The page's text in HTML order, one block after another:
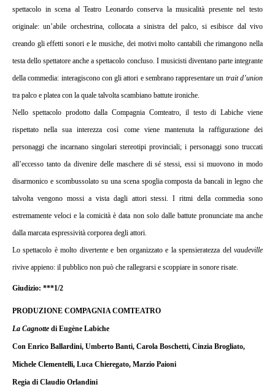
spettacolo in scena al Teatro Leonardo conserva la musicalità presente nel testo
originale: un’abile orchestrina, collocata a sinistra del palco, si esibisce dal vivo
creando gli effetti sonori e le musiche, dei motivi molto cantabili che rimangono nella
testa dello spettatore anche a spettacolo concluso. I musicisti diventano parte integrante
della commedia: interagiscono con gli attori e sembrano rappresentare un trait d’union
tra palco e platea con la quale talvolta scambiano battute ironiche.
Nello spettacolo prodotto dalla Compagnia Comteatro, il testo di Labiche viene
rispettato nella sua interezza così come viene mantenuta la raffigurazione dei
personaggi che incarnano singolari stereotipi provinciali; i personaggi sono truccati
all’eccesso tanto da divenire delle maschere di sé stessi, essi si muovono in modo
disarmonico e scombussolato su una scena spoglia composta da bancali in legno che
talvolta vengono mossi a vista dagli attori stessi. I ritmi della commedia sono
estremamente veloci e la comicità è data non solo dalle battute pronunciate ma anche
dalla marcata espressività corporea degli attori.
Lo spettacolo è molto divertente e ben organizzato e la spensieratezza del vaudeville
rivive appieno: il pubblico non può che rallegrarsi e scoppiare in sonore risate.
Giudizio: ***1/2
PRODUZIONE COMPAGNIA COMTEATRO
La Cagnotte di Eugène Labiche
Con Enrico Ballardini, Umberto Banti, Carola Boschetti, Cinzia Brogliato,
Michele Clementelli, Luca Chieregato, Marzio Paioni
Regia di Claudio Orlandini